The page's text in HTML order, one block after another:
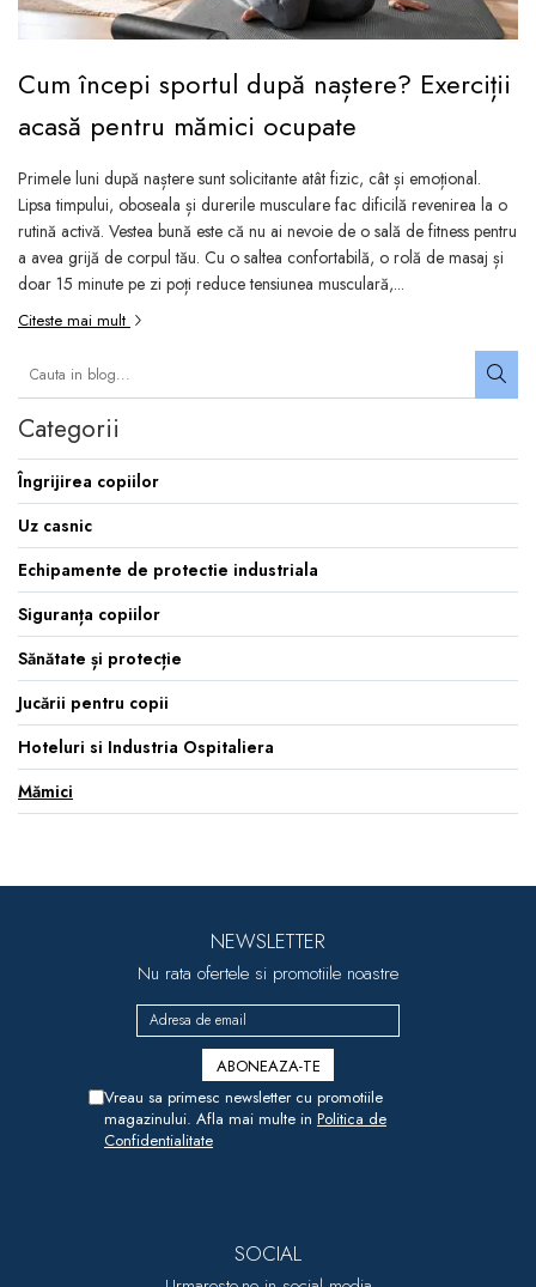
Produse de protecție
mobilier industrial
Bandă avertizare
Cărucioare copii
Accesorii Cărucioare
Set protecții copii
Siguranță auto copii
Tapet protector perete
camera copiilor
Incălzitoare biberoane
Termosuri, recipiente
Suzete bebe
Termometre copii
Căști antifonice copii și
dopuri de urechi
Produse îngrijire copii
Igiena copii
Jocuri de familie sau grup
Masinute, avioane,
motociclete
Jucarii muzicale
Jucării educative copii
Biciclete și Triciclete
Cum începi sportul după naștere? Exerciții
acasă pentru mămici ocupate
Primele luni după naștere sunt solicitante atât fizic, cât și emoțional.
Lipsa timpului, oboseala și durerile musculare fac dificilă revenirea la o
rutină activă. Vestea bună este că nu ai nevoie de o sală de fitness pentru
a avea grijă de corpul tău. Cu o saltea confortabilă, o rolă de masaj și
doar 15 minute pe zi poți reduce tensiunea musculară,...
Citeste mai mult
Categorii
Îngrijirea copiilor
Uz casnic
Echipamente de protectie industriala
Siguranța copiilor
Sănătate și protecție
Jucării pentru copii
Hoteluri si Industria Ospitaliera
Mămici
NEWSLETTER
Nu rata ofertele si promotiile noastre
Vreau sa primesc newsletter cu promotiile
magazinului. Afla mai multe in Politica de
Confidentialitate
SOCIAL